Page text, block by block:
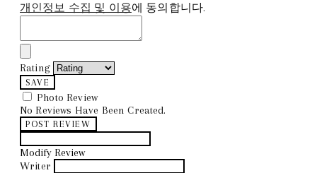
개인정보 수집 및 이용에 동의합니다.
Rating
SAVE
Photo Review
No Reviews Have Been Created.
POST REVIEW
Modify Review
Writer